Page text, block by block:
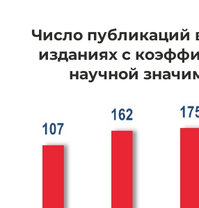
Число публикаций
изданиях с
научной